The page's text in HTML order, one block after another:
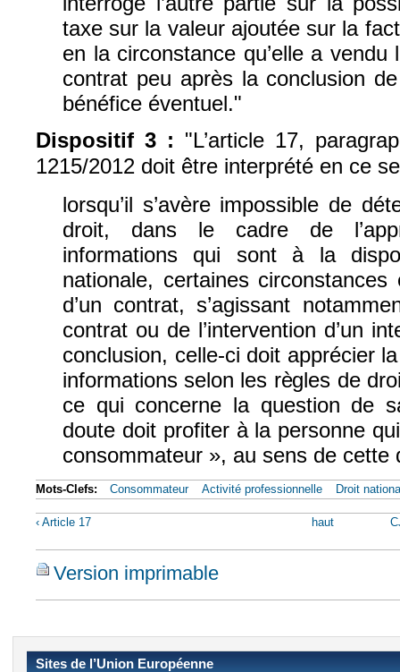
taxe sur la valeur ajoutée sur la
en la circonstance qu’elle a vendu
contrat peu après la conclusion
bénéfice éventuel."
Dispositif 3 : "L’article 17,
1215/2012 doit être interprété en ce
lorsqu’il s’avère impossible de
droit, dans le cadre de
informations qui sont à la
nationale, certaines
d’un contrat, s’agissant
contrat ou de l’intervention d’un
conclusion, celle-ci doit apprécier
informations selon les règles de
ce qui concerne la question de
doute doit profiter à la personne
consommateur », au sens de cette
Mots-Clefs: Consommateur Activité professionnelle Droit
‹ Article 17 haut
Version imprimable
Sites de l’Union Européenne